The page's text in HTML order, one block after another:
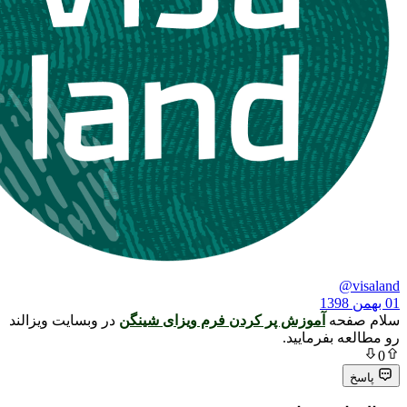
آموزش پر کردن فرم ویزای شینگندر وبسایت ویزالند